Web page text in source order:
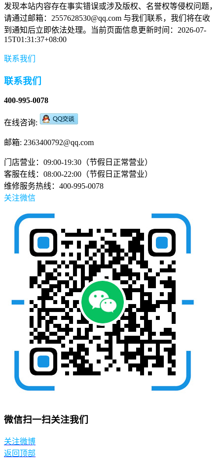
发现本站内容存在事实错误或涉及版权、名誉权等侵权问题，
请通过邮箱：2557628530@qq.com 与我们联系，我们将在收
到通知后立即依法处理。当前页面信息更新时间：2026-07-
15T01:31:37+08:00
联系我们
联系我们
400-995-0078
在线咨询:
邮箱: 2363400792@qq.com
门店营业：09:00-19:30（节假日正常营业）
客服在线：08:00-22:00（节假日正常营业）
维修服务热线：400-995-0078
关注微信
微信扫一扫关注我们
关注微博
返回顶部